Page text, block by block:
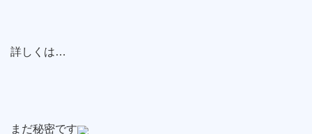
詳しくは…
まだ秘密です